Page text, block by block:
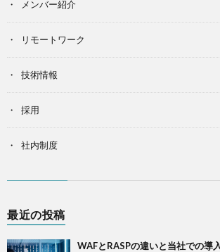
メンバー紹介
リモートワーク
技術情報
採用
社内制度
最近の投稿
WAFとRASPの違いと当社での導